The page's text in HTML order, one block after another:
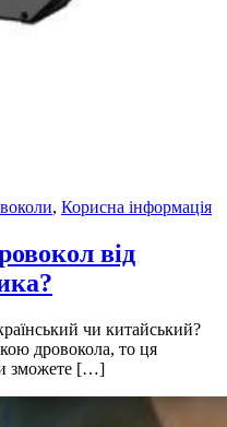
, Корисна інформація
від
чи китайський?
дровокола, то ця
зможете […]